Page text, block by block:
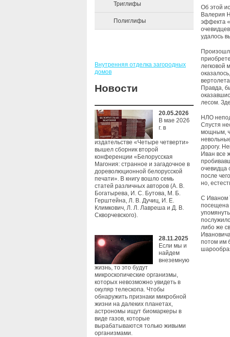
Триглифы
Полиглифы
Внутренняя отделка загородных
домов
Новости
20.05.2026
В мае 2026
г. в
издательстве «Четыре четверти»
вышел сборник второй
конференции «Белорусская
Магония: странное и загадочное в
дореволюционной белорусской
печати». В книгу вошло семь
статей различных авторов (А. В.
Богатырева, И. С. Бутова, М. Б.
Герштейна, Л. В. Дучиц, И. Е.
Климкович, Л. Л. Лавреша и Д. В.
Скворчевского).
28.11.2025
Если мы и
найдем
внеземную
жизнь, то это будут
микроскопические организмы,
которых невозможно увидеть в
окуляр телескопа. Чтобы
обнаружить признаки микробной
жизни на далеких планетах,
астрономы ищут биомаркеры в
виде газов, которые
вырабатываются только живыми
организмами.
Об этой
Валерия
эффекта
удалось
легковой
Правда,
лесом.
НЛО
Спустя
мощным,
дорогу.
Иван все
очевидца
после
но,
С Иваном
посещена
либо же
потом им